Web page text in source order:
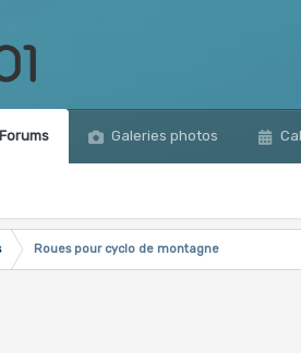
Forums Galeries photos
Roues pour cyclo de montagne